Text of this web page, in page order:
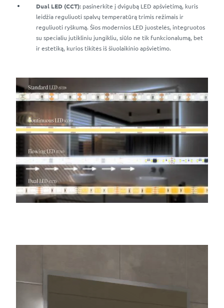
Dual LED (CCT): pasinerkite į dvigubą LED apšvietimą, kuris
leidžia reguliuoti spalvų temperatūrą trimis režimais ir
reguliuoti ryškumą. Šios modernios LED juostelės, integruotos
su specialiu jutikliniu jungikliu, siūlo ne tik funkcionalumą, bet
ir estetiką, kurios tikitės iš šiuolaikinio apšvietimo.